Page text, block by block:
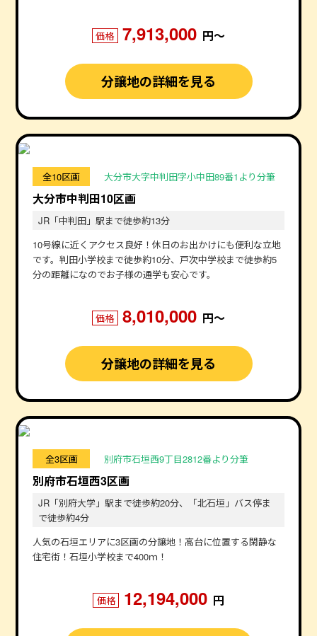
価格 7,913,000 円〜
分譲地の詳細を見る
全10区画 大分市大字中判田字小中田89番1より分筆
大分市中判田10区画
JR「中判田」駅まで徒歩約13分
10号線に近くアクセス良好！休日のお出かけにも便利な立地
です。判田小学校まで徒歩約10分、戸次中学校まで徒歩約5
分の距離になのでお子様の通学も安心です。
価格 8,010,000 円〜
分譲地の詳細を見る
全3区画 別府市石垣西9丁目2812番より分筆
別府市石垣西3区画
JR「別府大学」駅まで徒歩約20分、「北石垣」バス停ま
で徒歩約4分
人気の石垣エリアに3区画の分譲地！高台に位置する閑静な
住宅街！石垣小学校まで400ｍ！
価格 12,194,000 円